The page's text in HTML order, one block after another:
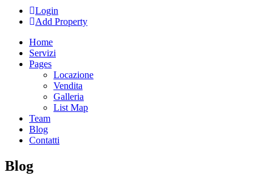
Login
Add Property
Home
Servizi
Pages
Locazione
Vendita
Galleria
List Map
Team
Blog
Contatti
Blog